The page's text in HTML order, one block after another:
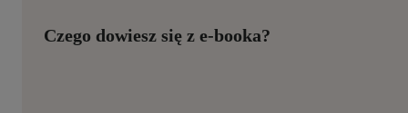
Czego dowiesz się z e-booka?